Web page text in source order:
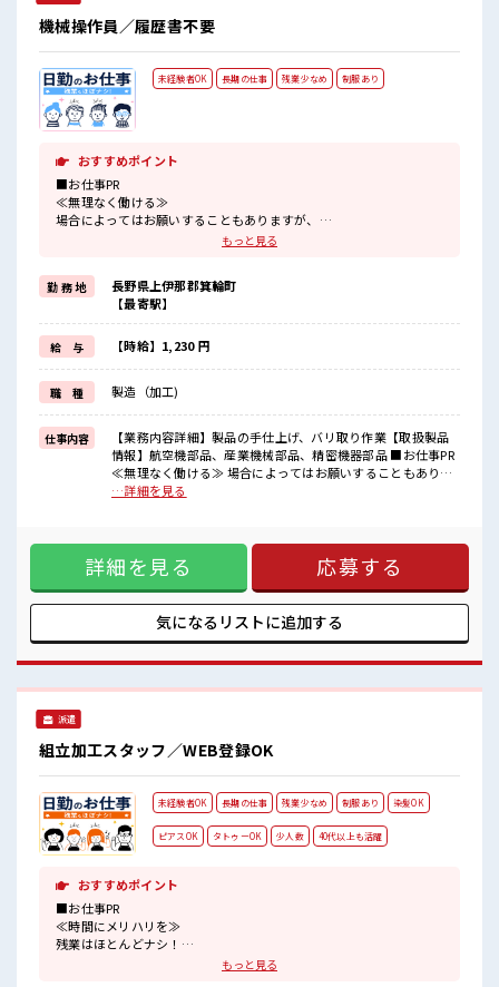
機械操作員／履歴書不要
未経験者OK 長期の仕事 残業少なめ 制服あり
おすすめポイント
■お仕事PR
≪無理なく働ける≫
場合によってはお願いすることもありますが、
制服があるので、
毎日の服装の悩み解消♪
≪未経験でも活躍できる≫
新しいことにチャレンジするのは不安だけど、
しっかり働く環境が整っています！
イチからスキルUP・ステップUP目指していきましょう！
≪自分に向いている仕事が探せる≫
困った事などがあれば、
担当がしっかりサポートします！
■職場の雰囲気
残業はほとんどなし！
プライベートも謳歌できる☆
もっと見る
勤 務 地
長野県上伊那郡箕輪町
【最寄駅】
給 与 【時給】1,230 円
職 種 製造（加工)
仕事内容
【業務内容詳細】製品の手仕上げ、バリ取り作業【取扱製品
情報】航空機部品、産業機械部品、精密機器部品 ■お仕事PR
≪無理なく働ける≫ 場合によってはお願いすることもありま
すが、 残業はほとんどナシ！ ≪動きやすい制服アリ≫ 制服が
く環境が整っています！ イチからスキルUP・ステップUP目
指していきましょう！ ≪自分に向いている仕事が探せる≫ 困
った事などがあれば、 担当がしっかりサポートします！ ■職
場の雰囲気 残業はほとんどなし！ プライベートも謳歌できる
☆ 未経験から始めたい方を応援！ わからないことや不安なこ
とはしっかり教えてくれます！
…詳細を見る
詳細を見る 応募する
気になるリストに追加する
派遣
組立加工スタッフ／WEB登録OK
未経験者OK 長期の仕事 残業少なめ 制服あり 染髪OK
ピアスOK タトゥーOK 少人数 40代以上も活躍
おすすめポイント
■お仕事PR
≪時間にメリハリを≫
残業はほとんどナシ！
場合によってはお願いすることもあります♪
もっと見る